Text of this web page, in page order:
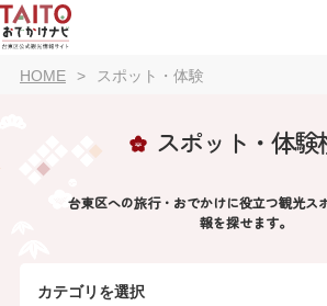
HOME スポット・体験
スポット・体験
台東区への旅行・おでかけに役立つ観光ス
報を探せます。
カテゴリを選択